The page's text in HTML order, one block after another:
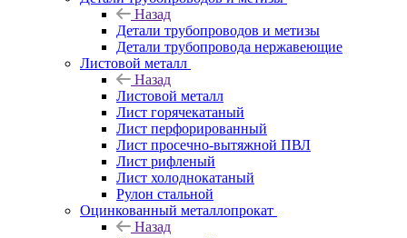
Назад
Детали трубопроводов и метизы
Детали трубопровода нержавеющие
Листовой металл
Назад
Листовой металл
Лист горячекатаный
Лист перфорированный
Лист просечно-вытяжной ПВЛ
Лист рифленый
Лист холоднокатаный
Рулон стальной
Оцинкованный металлопрокат
Назад